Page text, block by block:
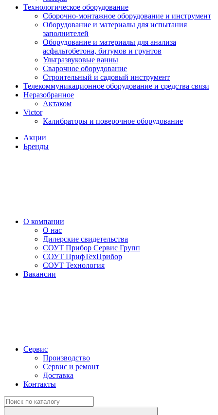
Технологическое оборудование
Сборочно-монтажное оборудование и инструмент
Оборудование и материалы для испытания
заполнителей
Оборудование и материалы для анализа
асфальтобетона, битумов и грунтов
Ультразвуковые ванны
Сварочное оборудование
Строительный и садовый инструмент
Телекоммуникационное оборудование и средства связи
Неразобранное
Актаком
Victor
Калибраторы и поверочное оборудование
Акции
Бренды
О компании
О нас
Дилерские свидетельства
СОУТ Прибор Сервис Групп
СОУТ ПрифТехПрибор
СОУТ Технология
Вакансии
Сервис
Производство
Сервис и ремонт
Доставка
Контакты